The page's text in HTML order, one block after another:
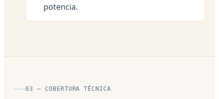
potencia.
03 — COBERTURA TÉCNICA